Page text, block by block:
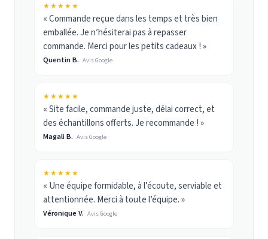
★★★★★
« Commande reçue dans les temps et très bien
emballée. Je n’hésiterai pas à repasser
commande. Merci pour les petits cadeaux ! »
Quentin B. Avis Google
★★★★★
« Site facile, commande juste, délai correct, et
des échantillons offerts. Je recommande ! »
Magali B. Avis Google
★★★★★
« Une équipe formidable, à l’écoute, serviable et
attentionnée. Merci à toute l’équipe. »
Véronique V. Avis Google